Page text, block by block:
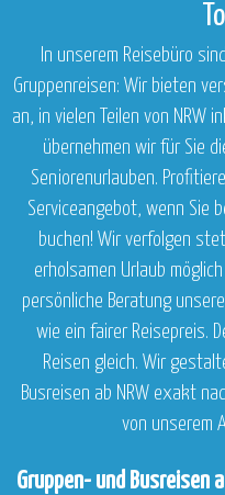
In unserem Reisebüro
Gruppenreisen: Wir bieten
an, in vielen Teilen von NRW
übernehmen wir für Sie
Seniorenurlauben.
Serviceangebot, wenn Sie
buchen! Wir verfolgen
erholsamen Urlaub
persönliche Beratung
wie ein fairer Reisepreis.
Reisen gleich. Wir
Busreisen ab NRW exakt
von unserem
Gruppen- und Busreisen